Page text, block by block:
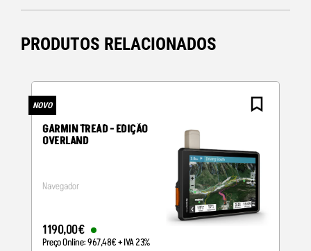
PRODUTOS RELACIONADOS
NOVO
GARMIN TREAD - EDIÇÃO
OVERLAND
Navegador
1190,00€
Preço Online:967,48€+ IVA 23%